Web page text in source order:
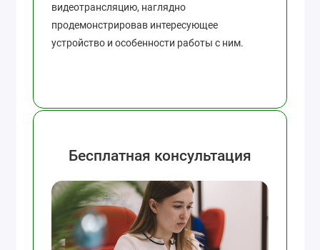
видеотрансляцию, наглядно
продемонстрировав интересующее
устройство и особенности работы с ним.
Бесплатная консультация